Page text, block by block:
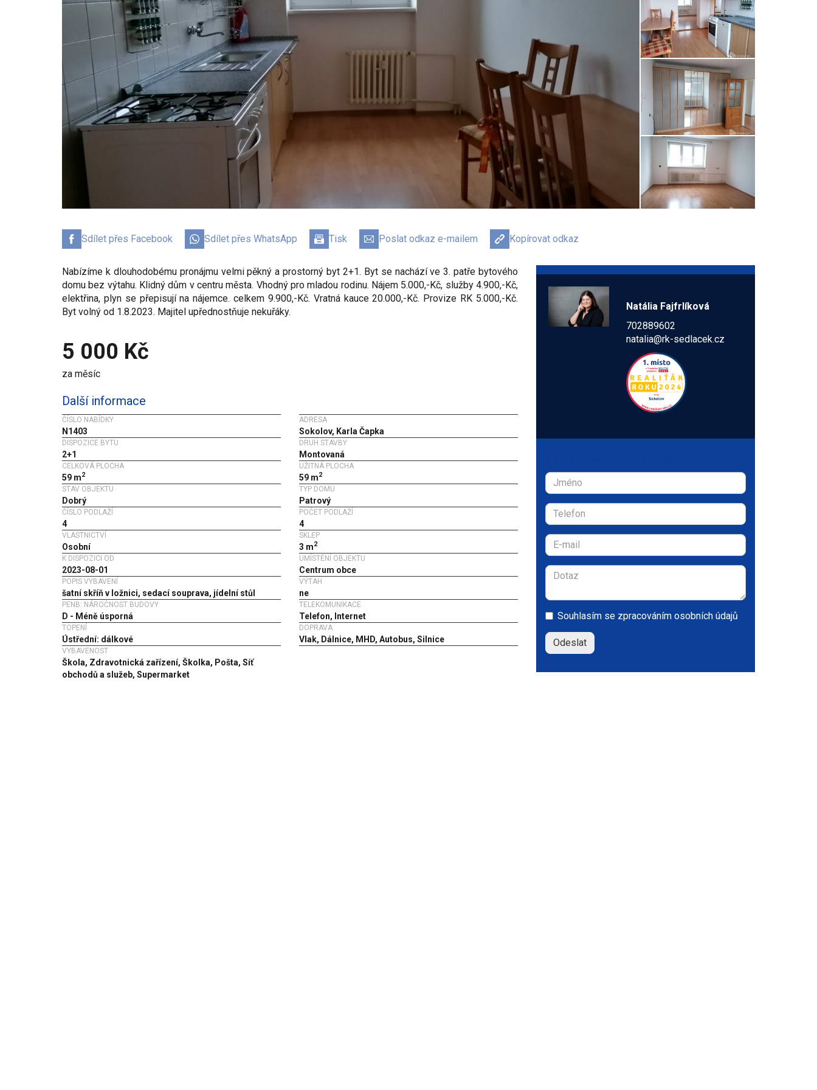
Sdílet přes Facebook Sdílet přes WhatsApp Tisk Poslat odkaz e-mailem Kopírovat odkaz
Nabízíme k dlouhodobému pronájmu velmi pěkný a prostorný byt 2+1. Byt se nachází ve 3. patře bytového
domu bez výtahu. Klidný dům v centru města. Vhodný pro mladou rodinu. Nájem 5.000,-Kč, služby 4.900,-Kč,
elektřina, plyn se přepisují na nájemce. celkem 9.900,-Kč. Vratná kauce 20.000,-Kč. Provize RK 5.000,-Kč.
Byt volný od 1.8.2023. Majitel upřednostňuje nekuřáky.
5 000 Kč
za měsíc
Další informace
ČÍSLO NABÍDKY
N1403
ADRESA
Sokolov, Karla Čapka
DISPOZICE BYTU
2+1
DRUH STAVBY
Montovaná
CELKOVÁ PLOCHA
59 m2
UŽITNÁ PLOCHA
59 m2
STAV OBJEKTU
Dobrý
TYP DOMU
Patrový
ČÍSLO PODLAŽÍ
4
POČET PODLAŽÍ
4
VLASTNICTVÍ
Osobní
SKLEP
3 m2
K DISPOZICI OD
2023-08-01
UMÍSTĚNÍ OBJEKTU
Centrum obce
POPIS VYBAVENÍ
šatní skříň v ložnici, sedací souprava, jídelní stůl
VÝTAH
ne
PENB: NÁROČNOST BUDOVY
D - Méně úsporná
TELEKOMUNIKACE
Telefon, Internet
TOPENÍ
Ústřední: dálkové
DOPRAVA
Vlak, Dálnice, MHD, Autobus, Silnice
VYBAVENOST
Škola, Zdravotnická zařízení, Školka, Pošta, Síť
obchodů a služeb, Supermarket
Natália Fajfrlíková
702889602
natalia@rk-sedlacek.cz
Souhlasím se zpracováním osobních údajů